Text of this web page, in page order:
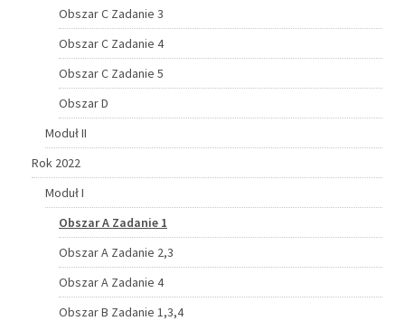
Obszar C Zadanie 3
Obszar C Zadanie 4
Obszar C Zadanie 5
Obszar D
Moduł II
Rok 2022
Moduł I
Obszar A Zadanie 1
Obszar A Zadanie 2,3
Obszar A Zadanie 4
Obszar B Zadanie 1,3,4